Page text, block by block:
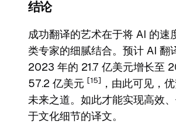
结论
成功翻译的艺术在于将 AI 的速
类专家的细腻结合。预计 AI 翻
2023 年的 21.7 亿美元增长至
57.2 亿美元 [15]
，由此可见，
未来之道。如此才能实现高效
于文化细节的译文。